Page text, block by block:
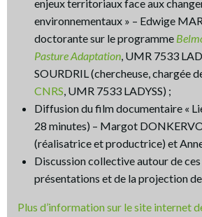
enjeux territoriaux face aux
environnementaux » – Edwige
doctorante sur le programme
Pasture Adaptation, UMR 7533
SOURDRIL (chercheuse, chargée
CNRS, UMR 7533 LADYSS) ;
Diffusion du film documentaire «
28 minutes) – Margot
(réalisatrice et productrice) et
Discussion collective autour de
présentations et de la projection
Plus d’information sur le site internet